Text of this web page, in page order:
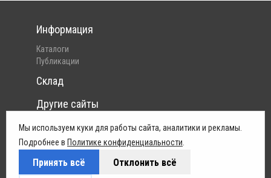
Информация
Каталоги
Публикации
Склад
Другие сайты
Интернет-магазин Pelican
Юридическая информация
Политика конфиденциальности
Условия поставок
Мы используем куки для работы сайта, аналитики и рекламы.
Подробнее в Политике конфиденциальности
Принять всё Отклонить всё